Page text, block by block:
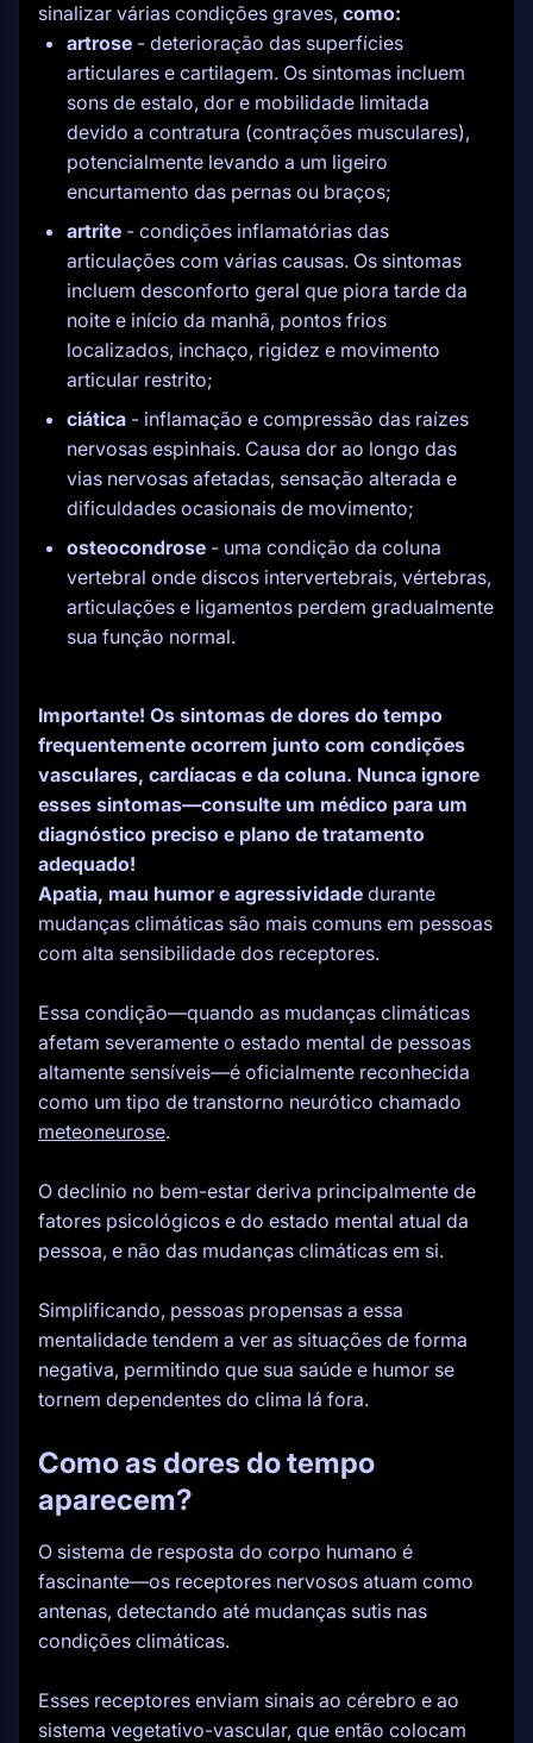
sinalizar várias condições graves, como:
artrose - deterioração das superfícies
articulares e cartilagem. Os sintomas incluem
sons de estalo, dor e mobilidade limitada
devido a contratura (contrações musculares),
potencialmente levando a um ligeiro
encurtamento das pernas ou braços;
artrite - condições inflamatórias das
articulações com várias causas. Os sintomas
incluem desconforto geral que piora tarde da
noite e início da manhã, pontos frios
localizados, inchaço, rigidez e movimento
articular restrito;
ciática - inflamação e compressão das raízes
nervosas espinhais. Causa dor ao longo das
vias nervosas afetadas, sensação alterada e
dificuldades ocasionais de movimento;
osteocondrose - uma condição da coluna
vertebral onde discos intervertebrais, vértebras,
articulações e ligamentos perdem gradualmente
sua função normal.
Importante! Os sintomas de dores do tempo
frequentemente ocorrem junto com condições
vasculares, cardíacas e da coluna. Nunca ignore
esses sintomas—consulte um médico para um
diagnóstico preciso e plano de tratamento
adequado!
Apatia, mau humor e agressividade durante
mudanças climáticas são mais comuns em pessoas
com alta sensibilidade dos receptores.
Essa condição—quando as mudanças climáticas
afetam severamente o estado mental de pessoas
altamente sensíveis—é oficialmente reconhecida
como um tipo de transtorno neurótico chamado
meteoneurose.
O declínio no bem-estar deriva principalmente de
fatores psicológicos e do estado mental atual da
pessoa, e não das mudanças climáticas em si.
Simplificando, pessoas propensas a essa
mentalidade tendem a ver as situações de forma
negativa, permitindo que sua saúde e humor se
tornem dependentes do clima lá fora.
Como as dores do tempo
aparecem?
O sistema de resposta do corpo humano é
fascinante—os receptores nervosos atuam como
antenas, detectando até mudanças sutis nas
condições climáticas.
Esses receptores enviam sinais ao cérebro e ao
sistema vegetativo-vascular, que então colocam